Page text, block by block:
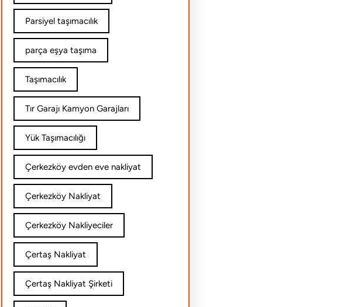
Parsiyel taşımacılık
parça eşya taşıma
Taşımacılık
Tır Garajı Kamyon Garajları
Yük Taşımacılığı
Çerkezköy evden eve nakliyat
Çerkezköy Nakliyat
Çerkezköy Nakliyeciler
Çertaş Nakliyat
Çertaş Nakliyat Şirketi